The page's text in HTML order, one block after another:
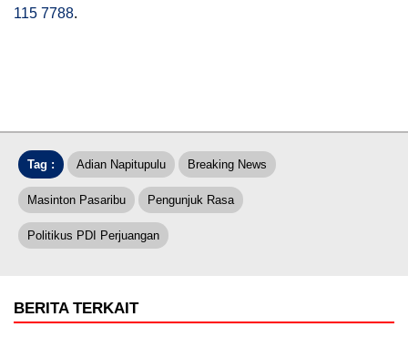
115 7788.
Tag : Adian Napitupulu Breaking News
Masinton Pasaribu Pengunjuk Rasa
Politikus PDI Perjuangan
BERITA TERKAIT